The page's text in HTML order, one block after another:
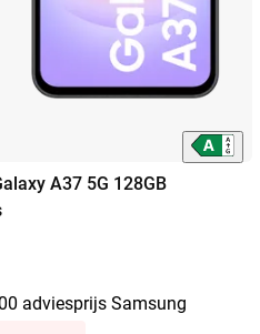
A37 5G 128GB
adviesprijs Samsung